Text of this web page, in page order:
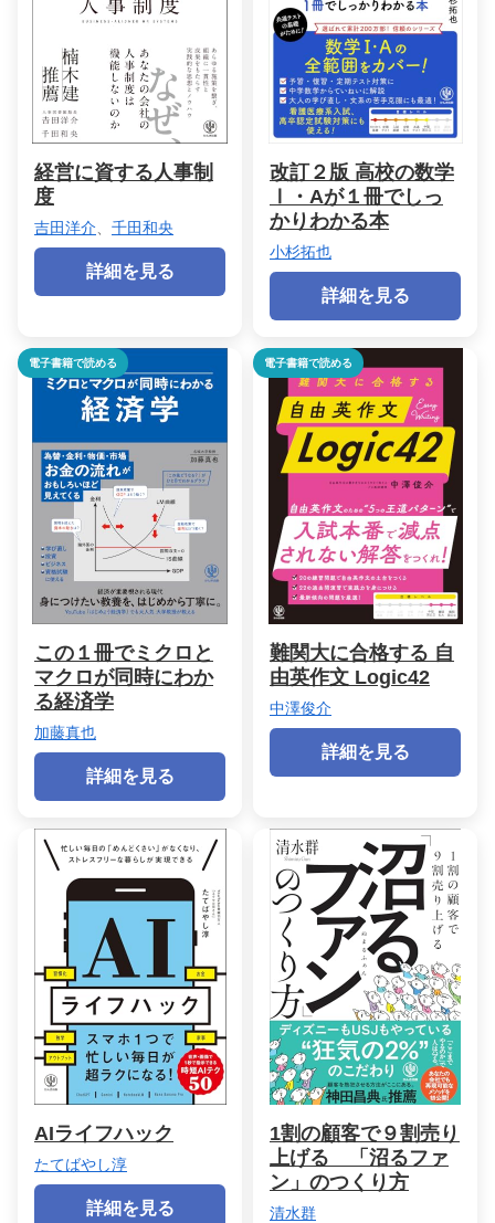
経営に資する人事制
度
吉田洋介 千田和央
詳細を見る
改訂２版 高校の数学
Ⅰ・Aが１冊でしっ
かりわかる本
小杉拓也
詳細を見る
電子書籍で読める
この１冊でミクロと
マクロが同時にわか
る経済学
加藤真也
詳細を見る
電子書籍で読める
難関大に合格する 自
由英作文 Logic42
中澤俊介
詳細を見る
AIライフハック
たてばやし淳
詳細を見る
1割の顧客で９割売り
上げる 「沼るファ
ン」のつくり方
清水群